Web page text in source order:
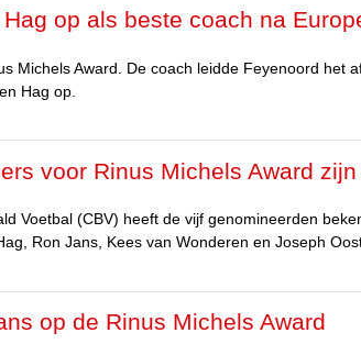
op als beste coach na
Michels Award. De coach leidde Feyenoord het
Hag op.
voor Rinus Michels Award
Voetbal (CBV) heeft de vijf genomineerden
Ron Jans, Kees van Wonderen en Joseph
op de Rinus Michels Award